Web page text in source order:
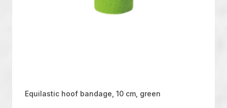
Equilastic hoof bandage, 10 cm, green